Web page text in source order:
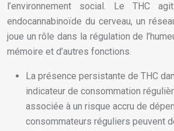
l’environnement social. Le THC
endocannabinoïde du cerveau, un
joue un rôle dans la régulation de
mémoire et d’autres fonctions.
La présence persistante de THC
indicateur de consommation
associée à un risque accru de
consommateurs réguliers peuvent